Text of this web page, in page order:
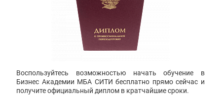
Воспользуйтесь возможностью начать обучение в
Бизнес Академии МБА СИТИ бесплатно прямо сейчас и
получите официальный диплом в кратчайшие сроки.